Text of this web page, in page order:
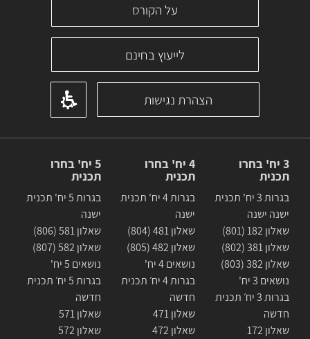
על הקורס
לייעוץ בחינם
הצהרת נגישות
3 יח' בחרו
תכנית
בגרות 3 יח' תכנית
ישנה ישנה
שאלון 182 (801)
שאלון 381 (802)
שאלון 382 (803)
נושאים 3 יח'
בגרות 3 יח׳ תכנית
חדשה
שאלון 172
4 יח' בחרו
תכנית
בגרות 4 יח' תכנית
ישנה
שאלון 481 (804)
שאלון 482 (805)
נושאים 4 יח'
בגרות 4 יח׳ תכנית
חדשה
שאלון 471
שאלון 472
5 יח' בחרו
תכנית
בגרות 5 יח' תכנית
ישנה
שאלון 581 (806)
שאלון 582 (807)
נושאים 5 יח'
בגרות 5 יח׳ תכנית
חדשה
שאלון 571
שאלון 572